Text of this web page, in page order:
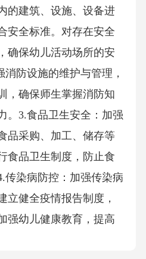
的建筑、设施、设备进
安全标准。对存在安全
确保幼儿活动场所的安
防设施的维护与管理，
，确保师生掌握消防知
。3.食品卫生安全：加强
品采购、加工、储存等
食品卫生制度，防止食
传染病防控：加强传染病
立健全疫情报告制度，
强幼儿健康教育，提高